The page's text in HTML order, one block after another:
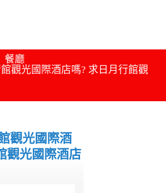
餐廳
觀光國際酒店嗎? 求日月行館觀
觀光國際酒
觀光國際酒店